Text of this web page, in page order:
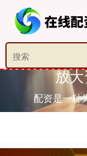
放
配资是一种